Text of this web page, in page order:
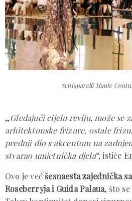
Schiaparelli Haute
„Gledajući cijelu reviju, može se
arhitektonske frizure, ostale
prednji dio s akcentom na
stvarao umjetnička djela“, ističe
Ovo je već šesnaesta zajednička
Roseberryja i Guida Palaua, što